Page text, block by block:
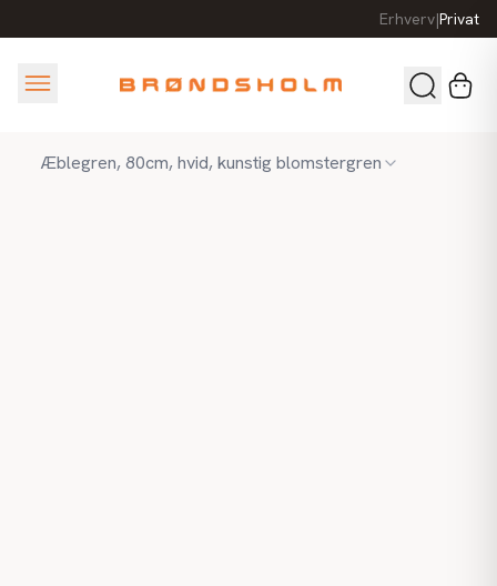
Erhverv|Privat
Æblegren, 80cm, hvid, kunstig blomstergren